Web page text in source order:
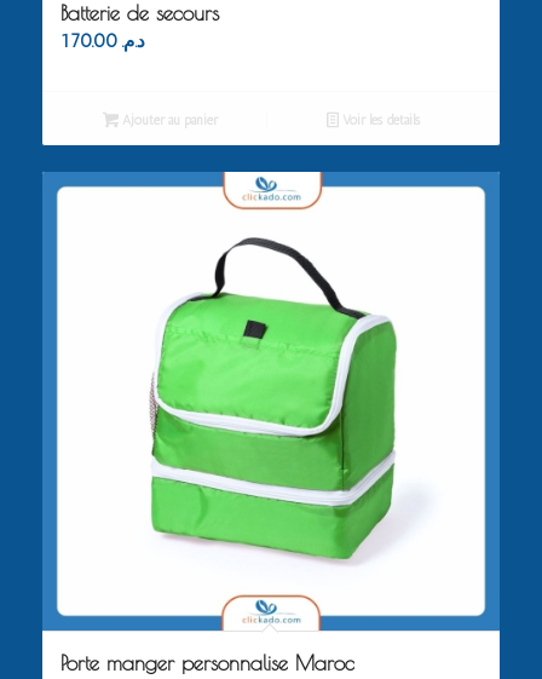
Batterie de secours
د.م. 170.00
Ajouter au panier Voir les détails
Porte manger personnalise Maroc